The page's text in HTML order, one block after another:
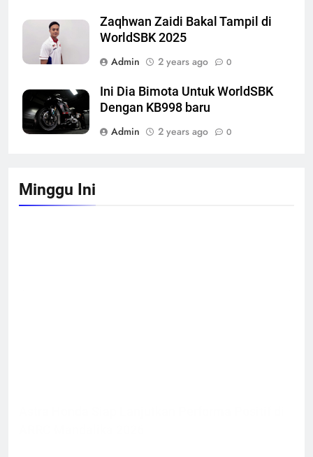
Zaqhwan Zaidi Bakal Tampil di
WorldSBK 2025
Admin
2 years ago 0
Ini Dia Bimota Untuk WorldSBK
Dengan KB998 baru
Admin
2 years ago 0
Minggu Ini